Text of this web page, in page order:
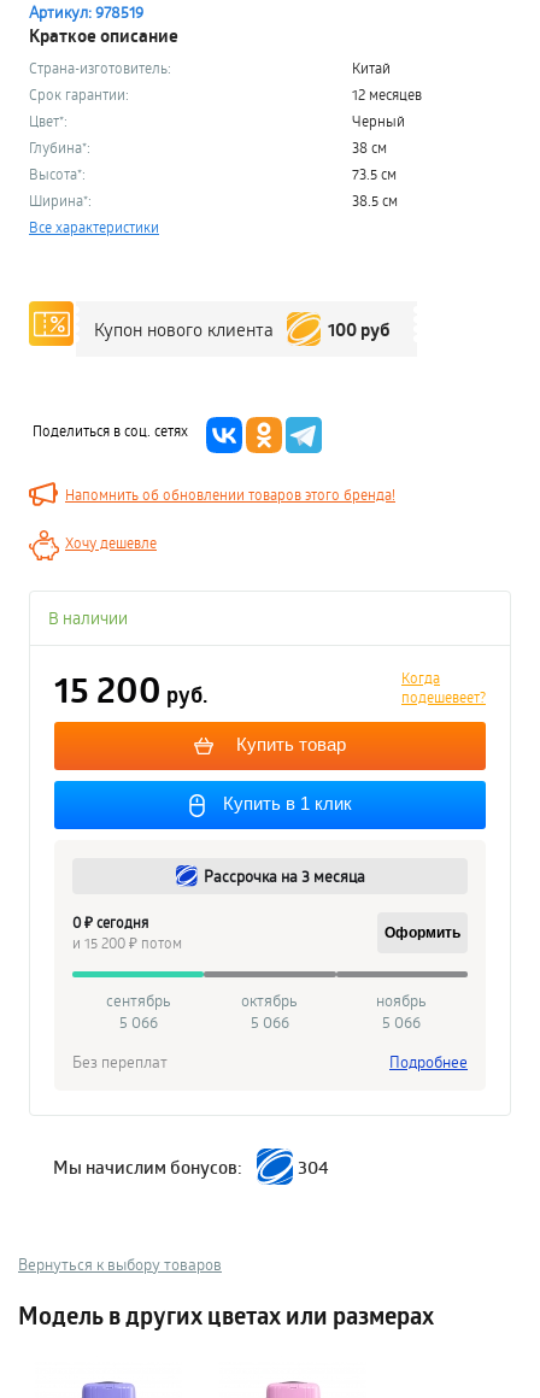
Артикул: 978519
Краткое описание
Страна-изготовитель:
Китай
Срок гарантии:
12 месяцев
Цвет*:
Черный
Глубина*:
38 см
Высота*:
73.5 см
Ширина*:
38.5 см
Все характеристики
Купон нового клиента 100 руб
Поделиться в соц. сетях
Напомнить об обновлении товаров этого бренда!
Хочу дешевле
В наличии
Когда
подешевеет?
15 200 руб.
Купить товар
Купить в 1 клик
Рассрочка на 3 месяца
0 ₽ сегодня
и 15 200 ₽ потом
Оформить
сентябрь
5 066
октябрь
5 066
ноябрь
5 066
Без переплат
Подробнее
Мы начислим бонусов: 304
Вернуться к выбору товаров
Модель в других цветах или размерах